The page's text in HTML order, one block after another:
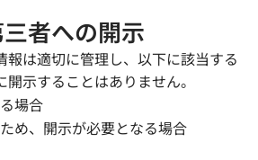
者への開示
報は適切に管理し、以下に該当する
示することはありません。
場合
め、開示が必要となる場合